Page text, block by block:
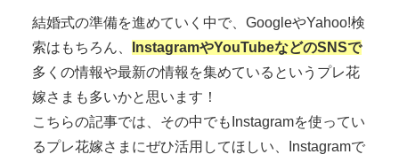
結婚式の準備を進めていく中で、GoogleやYahoo!検
索はもちろん、
InstagramやYouTubeなどのSNSで
多くの情報や最新の情報を集めているというプレ花
嫁さまも多いかと思います！
こちらの記事では、その中でもInstagramを使ってい
るプレ花嫁さまにぜひ活用してほしい、Instagramで